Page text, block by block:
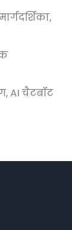
AI चैटबॉट